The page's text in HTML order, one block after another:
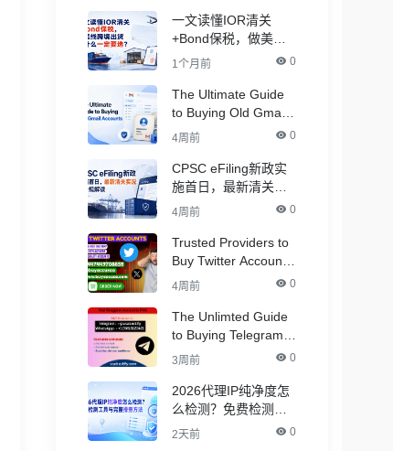
一文读懂IOR清关
+Bond保税，做美线
跨境出货为什么一定
1个月前 0
The Ultimate Guide
to Buying Old Gmail
Accounts
4周前 0
CPSC eFiling新政实
施首日，最新清关实
况与合规解读
4周前 0
Trusted Providers to
Buy Twitter Accounts
in Bulk for Crypto
4周前 0
The Unlimted Guide
to Buying Telegram
Accounts - ( PVA &
3周前 0
2026代理IP纯净度怎
么检测？免费检测工
具与完整排查方法
2天前 0